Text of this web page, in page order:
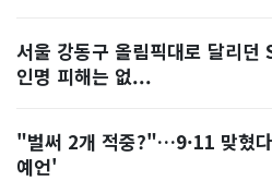
서울 강동구 올림픽대로 달리
인명 피해는 없...
"벌써 2개 적중?"…9·11 맞혔
예언'